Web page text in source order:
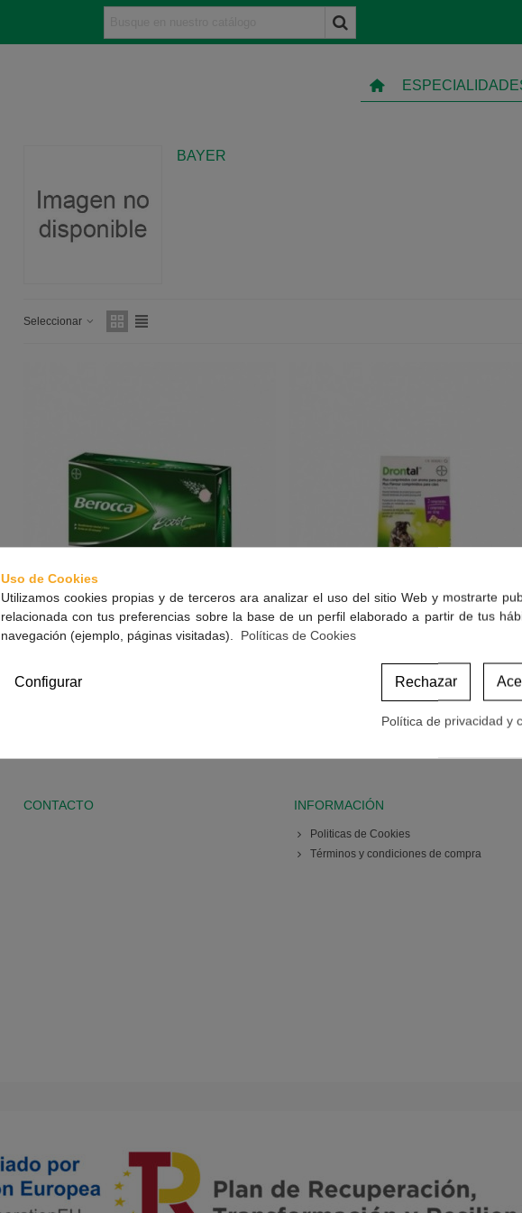
BAYER
Seleccionar
Drontal Plus Aroma Perro 2
CONTACTO INFORMACIÓN
Politicas de Cookies
Términos y condiciones de compra
Uso de Cookies
Utilizamos cookies propias y de terceros ara analizar el uso del sitio Web y mostrarte
relacionada con tus preferencias sobre la base de un perfil elaborado a partir de tus
navegación (ejemplo, páginas visitadas). Políticas de Cookies
Rechazar
Configurar
Política de privacidad y